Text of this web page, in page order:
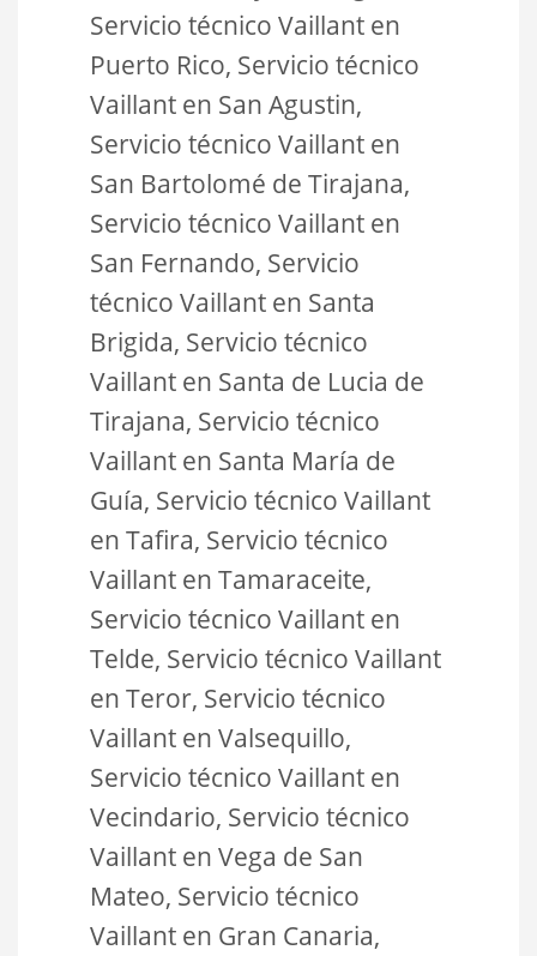
Servicio técnico Vaillant en
Puerto Rico, Servicio técnico
Vaillant en San Agustin,
Servicio técnico Vaillant en
San Bartolomé de Tirajana,
Servicio técnico Vaillant en
San Fernando, Servicio
técnico Vaillant en Santa
Brigida, Servicio técnico
Vaillant en Santa de Lucia de
Tirajana, Servicio técnico
Vaillant en Santa María de
Guía, Servicio técnico Vaillant
en Tafira, Servicio técnico
Vaillant en Tamaraceite,
Servicio técnico Vaillant en
Telde, Servicio técnico Vaillant
en Teror, Servicio técnico
Vaillant en Valsequillo,
Servicio técnico Vaillant en
Vecindario, Servicio técnico
Vaillant en Vega de San
Mateo, Servicio técnico
Vaillant en Gran Canaria,